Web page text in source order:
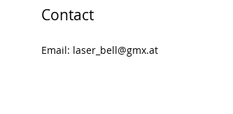
Contact
Email: laser_bell@gmx.at